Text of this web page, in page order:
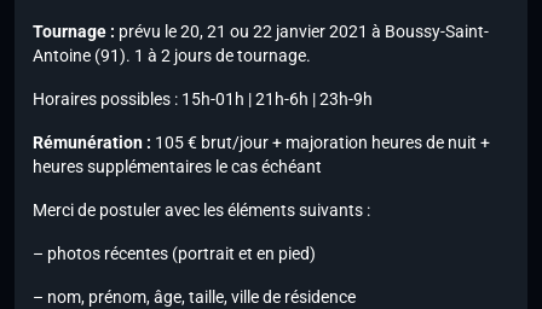
Tournage : prévu le 20, 21 ou 22 janvier 2021 à Boussy-Saint-
Antoine (91). 1 à 2 jours de tournage.
Horaires possibles : 15h-01h | 21h-6h | 23h-9h
Rémunération : 105 € brut/jour + majoration heures de nuit +
heures supplémentaires le cas échéant
Merci de postuler avec les éléments suivants :
– photos récentes (portrait et en pied)
– nom, prénom, âge, taille, ville de résidence